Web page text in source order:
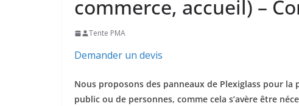
commerce, accueil) –
Tente PMA
Demander un devis
Nous proposons des panneaux de Plexiglass pour
public ou de personnes, comme cela s’avère être